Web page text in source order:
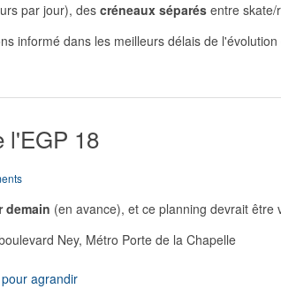
par jour), des créneaux séparés entre skate/
informé dans les meilleurs délais de
l'EGP 18
demain (en avance), et ce planning devrait
Ney, Métro Porte de la Chapelle